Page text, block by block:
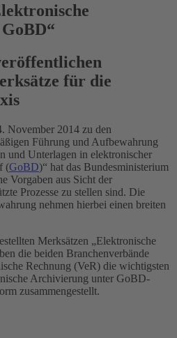
für die
November 2014 zu den
Führung und Aufbewahrung
und Unterlagen in elektronischer
(GoBD)“ hat das Bundesministerium
Vorgaben aus Sicht der
Prozesse zu stellen sind. Die
nehmen hierbei einen breiten
Merksätzen „Elektronische
die beiden Branchenverbände
Rechnung (VeR) die wichtigsten
Archivierung unter GoBD-
zusammengestellt.